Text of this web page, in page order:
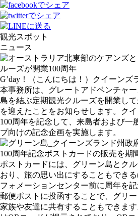
観光スポット
ニュース
G’day！（こんにちは！）クイーンズ
本事務所は、グレートアドベンチャ
島を結ぶ定期観光クルーズを開業し
を迎えたことをお知らせします。クイ
100周年を記念して、来島者および一
プ向けの記念企画を実施します。
100周年記念ポストカードの販売を期
ポストカードには、グリーン島とク
おり、旅の思い出にすることもでき
フォメーションセンター前に周年を
郵便ポストに投函することで、グリ
家族や友達に共有することもできま